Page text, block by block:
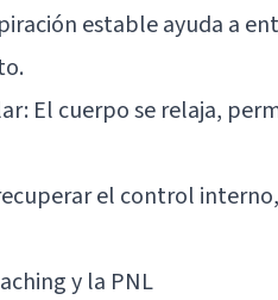
estable ayuda a
El cuerpo se relaja,
el control
y la PNL